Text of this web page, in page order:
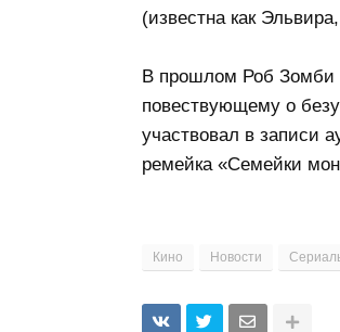
(известна как
В прошлом Роб Зомби
повествующему о
участвовал в записи
ремейка «Семейки
Кино Новости